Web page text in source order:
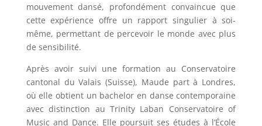
mouvement dansé, profondément convaincue que
cette expérience offre un rapport singulier à soi-
même, permettant de percevoir le monde avec plus
de sensibilité.
Après avoir suivi une formation au Conservatoire
cantonal du Valais (Suisse), Maude part à Londres,
où elle obtient un bachelor en danse contemporaine
avec distinction au Trinity Laban Conservatoire of
Music and Dance. Elle poursuit ses études à l’École